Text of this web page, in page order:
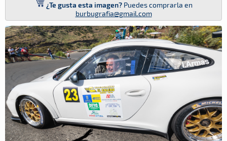
¿Te gusta esta imagen? Puedes comprarla en
burbugrafia@gmail.com